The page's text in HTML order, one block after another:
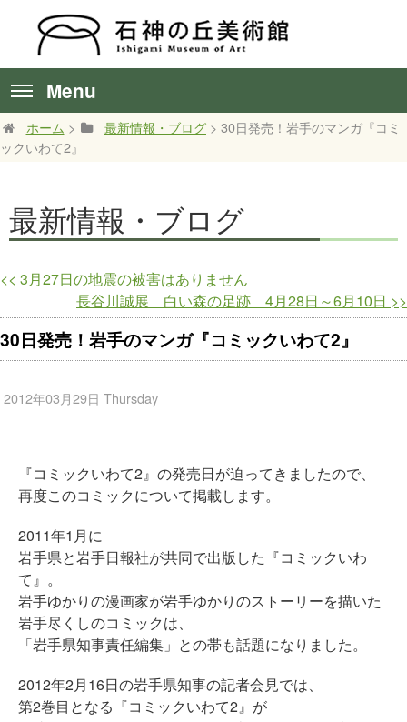
Menu
ホーム > 最新情報・ブログ > 30日発売！岩手のマンガ『コミ
ックいわて2』
最新情報・ブログ
<< 3月27日の地震の被害はありません
長谷川誠展 白い森の足跡 4月28日～6月10日 >>
30日発売！岩手のマンガ『コミックいわて2』
2012年03月29日 Thursday
『コミックいわて2』の発売日が迫ってきましたので、
再度このコミックについて掲載します。
2011年1月に
岩手県と岩手日報社が共同で出版した『コミックいわ
て』。
岩手ゆかりの漫画家が岩手ゆかりのストーリーを描いた
岩手尽くしのコミックは、
「岩手県知事責任編集」との帯も話題になりました。
2012年2月16日の岩手県知事の記者会見では、
第2巻目となる『コミックいわて2』が